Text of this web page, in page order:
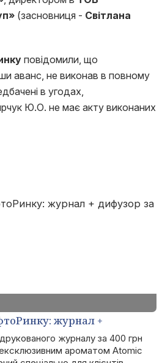
(засновниця - Світлана
повідомили, що
аванс, не виконав в повному
в угодах,
Ю.О. не має акту виконаних
журнал +
журналу за 400 грн
ароматом Atomic